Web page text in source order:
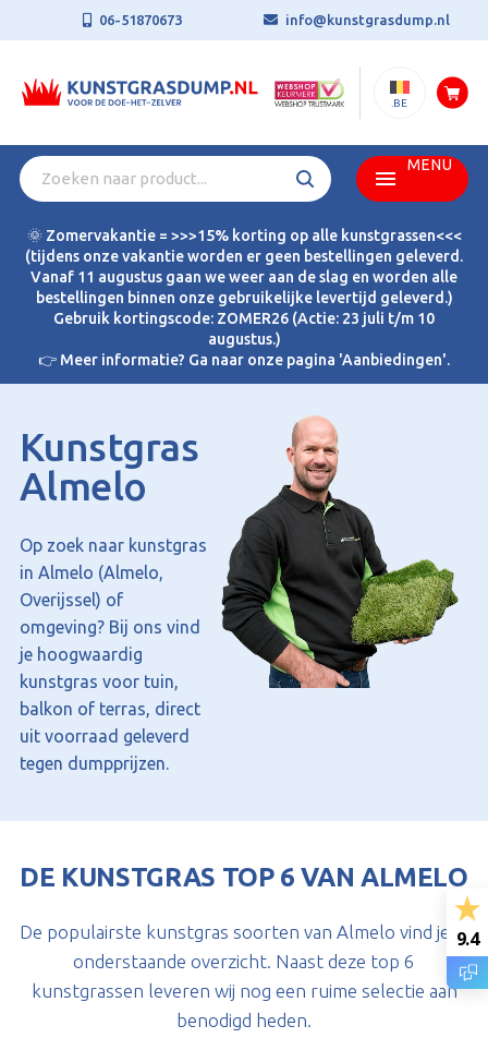
06-51870673 info@kunstgrasdump.nl
.BE
MENU
🌞 Zomervakantie = >>>15% korting op alle kunstgrassen<<<
(tijdens onze vakantie worden er geen bestellingen geleverd.
Vanaf 11 augustus gaan we weer aan de slag en worden alle
bestellingen binnen onze gebruikelijke levertijd geleverd.)
Gebruik kortingscode: ZOMER26 (Actie: 23 juli t/m 10
augustus.)
👉 Meer informatie? Ga naar onze pagina 'Aanbiedingen'.
Kunstgras
Almelo
Op zoek naar kunstgras
in Almelo (Almelo,
Overijssel) of
omgeving? Bij ons vind
je hoogwaardig
kunstgras voor tuin,
balkon of terras, direct
uit voorraad geleverd
tegen dumpprijzen.
DE KUNSTGRAS TOP 6 VAN ALMELO
De populairste kunstgras soorten van Almelo vind je in
onderstaande overzicht. Naast deze top 6
kunstgrassen leveren wij nog een ruime selectie aan
benodigd heden.
9.4